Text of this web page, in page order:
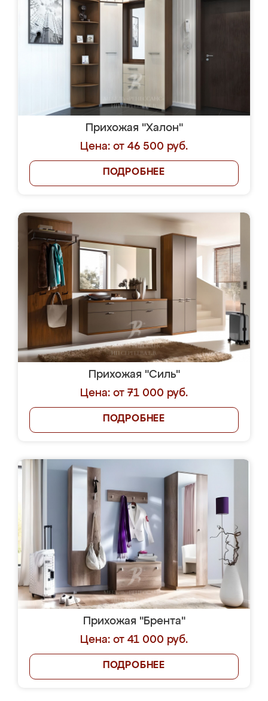
Прихожая "Халон"
Цена: от 46 500 руб.
ПОДРОБНЕЕ
Прихожая "Силь"
Цена: от 71 000 руб.
ПОДРОБНЕЕ
Прихожая "Брента"
Цена: от 41 000 руб.
ПОДРОБНЕЕ